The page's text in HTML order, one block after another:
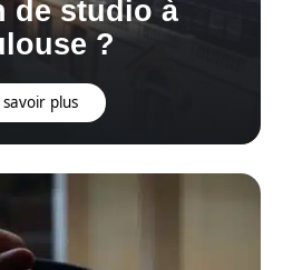
de studio à
?
savoir plus